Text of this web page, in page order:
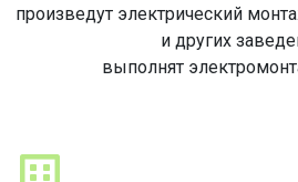
произведут электрический
и других
выполнят